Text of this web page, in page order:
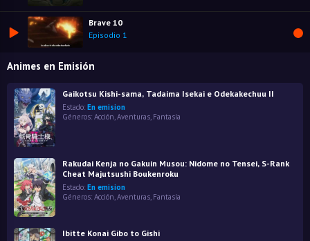
Brave 10
Episodio 1
Animes en Emisión
Gaikotsu Kishi-sama, Tadaima Isekai e Odekakechuu II
Estado: En emision
Géneros: Acción Aventuras Fantasía
Rakudai Kenja no Gakuin Musou: Nidome no Tensei, S-Rank
Cheat Majutsushi Boukenroku
Estado: En emision
Géneros: Acción,Aventuras, Fantasía
Ibitte Konai Gibo to Gishi